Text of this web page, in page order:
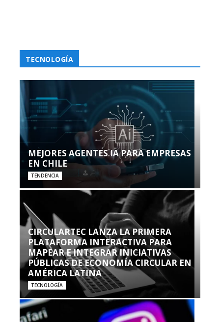
TECNOLOGÍA
MEJORES AGENTES IA PARA EMPRESAS
EN CHILE
TENDENCIA
CIRCULARTEC LANZA LA PRIMERA
PLATAFORMA INTERACTIVA PARA
MAPEAR E INTEGRAR INICIATIVAS
PÚBLICAS DE ECONOMÍA CIRCULAR EN
AMÉRICA LATINA
TECNOLOGÍA